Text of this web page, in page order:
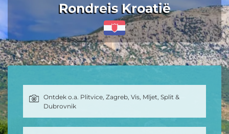
Rondreis Kroatië
Ontdek o.a. Plitvice, Zagreb, Vis, Mljet, Split &
Dubrovnik